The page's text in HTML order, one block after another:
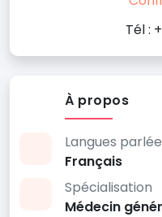
Tél :
À propos
Langues
Français
Spécialisation
Médecin